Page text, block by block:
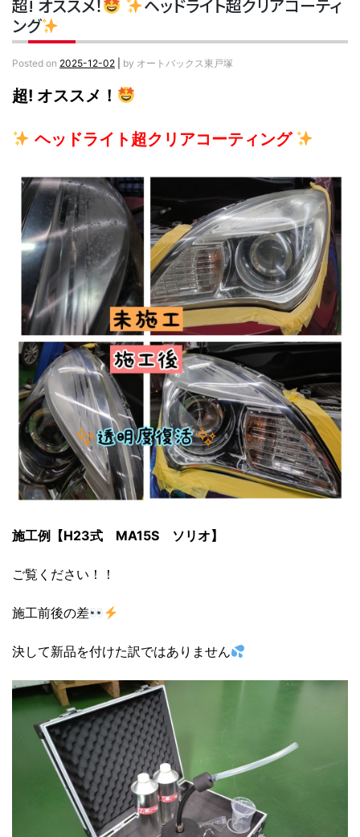
超! オススメ！
ヘッドライト超クリアコーティ
ング
Posted on 2025-12-02 by オートバックス東戸塚
超! オススメ！
ヘッドライト超クリアコーティング
施工例【H23式 MA15S ソリオ】
ご覧ください！！
施工前後の差
決して新品を付けた訳ではありません